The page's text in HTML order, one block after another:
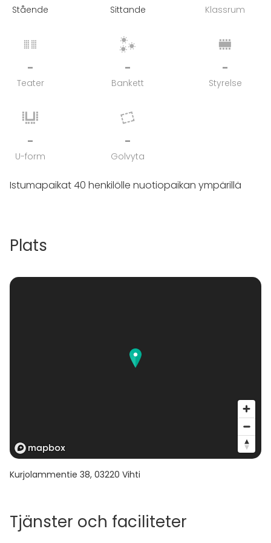
Stående Sittande Klassrum
-
Teater
-
Bankett
-
Styrelse
-
U-form
-
Golvyta
Istumapaikat 40 henkilölle nuotiopaikan ympärillä
Plats
Kurjolammentie 38, 03220 Vihti
Tjänster och faciliteter